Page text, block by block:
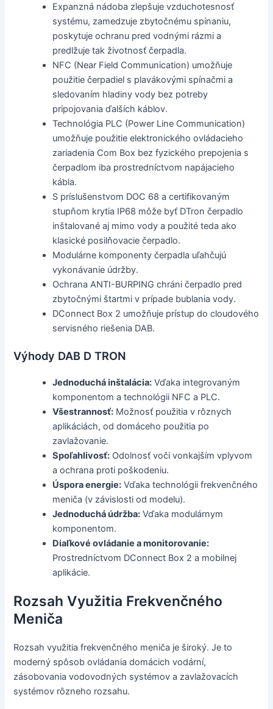
Expanzná nádoba zlepšuje vzduchotesnosť
systému, zamedzuje zbytočnému spínaniu,
poskytuje ochranu pred vodnými rázmi a
predlžuje tak životnosť čerpadla.
NFC (Near Field Communication) umožňuje
použitie čerpadiel s plavákovými spínačmi a
sledovaním hladiny vody bez potreby
pripojovania ďalších káblov.
Technológia PLC (Power Line Communication)
umožňuje použitie elektronického ovládacieho
zariadenia Com Box bez fyzického prepojenia s
čerpadlom iba prostredníctvom napájacieho
kábla.
S príslušenstvom DOC 68 a certifikovaným
stupňom krytia IP68 môže byť DTron čerpadlo
inštalované aj mimo vody a použité teda ako
klasické posilňovacie čerpadlo.
Modulárne komponenty čerpadla uľahčujú
vykonávanie údržby.
Ochrana ANTI-BURPING chráni čerpadlo pred
zbytočnými štartmi v prípade bublania vody.
DConnect Box 2 umožňuje prístup do cloudového
servisného riešenia DAB.
Výhody DAB D TRON
Jednoduchá inštalácia: Vďaka integrovaným
komponentom a technológii NFC a PLC.
Všestrannosť: Možnosť použitia v rôznych
aplikáciách, od domáceho použitia po
zavlažovanie.
Spoľahlivosť: Odolnosť voči vonkajším vplyvom
a ochrana proti poškodeniu.
Úspora energie: Vďaka technológii frekvenčného
meniča (v závislosti od modelu).
Jednoduchá údržba: Vďaka modulárnym
komponentom.
Diaľkové ovládanie a monitorovanie:
Prostredníctvom DConnect Box 2 a mobilnej
aplikácie.
Rozsah Využitia Frekvenčného
Meniča
Rozsah využitia frekvenčného meniča je široký. Je to
moderný spôsob ovládania domácich vodární,
zásobovania vodovodných systémov a zavlažovacích
systémov rôzneho rozsahu.